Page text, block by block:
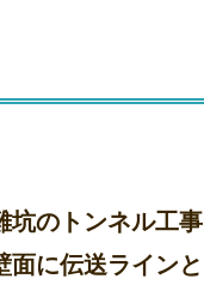
坑のトンネル工事
面に伝送ラインと